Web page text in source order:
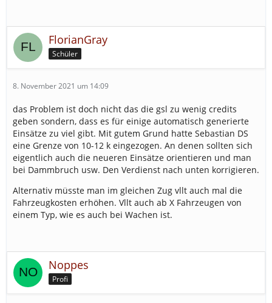
FlorianGray
Schüler
8. November 2021 um 14:09
das Problem ist doch nicht das die gsl zu wenig credits
geben sondern, dass es für einige automatisch generierte
Einsätze zu viel gibt. Mit gutem Grund hatte Sebastian DS
eine Grenze von 10-12 k eingezogen. An denen sollten sich
eigentlich auch die neueren Einsätze orientieren und man
bei Dammbruch usw. Den Verdienst nach unten korrigieren.
Alternativ müsste man im gleichen Zug vllt auch mal die
Fahrzeugkosten erhöhen. Vllt auch ab X Fahrzeugen von
einem Typ, wie es auch bei Wachen ist.
Noppes
Profi